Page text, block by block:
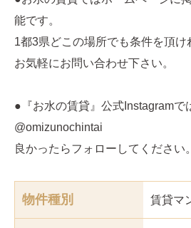
能です。
1都3県どこの場所でも条件を頂
お気軽にお問い合わせ下さい。
●『お水の賃貸』公式Instagram
@omizunochintai
良かったらフォローしてください。
物件種別 賃貸マ